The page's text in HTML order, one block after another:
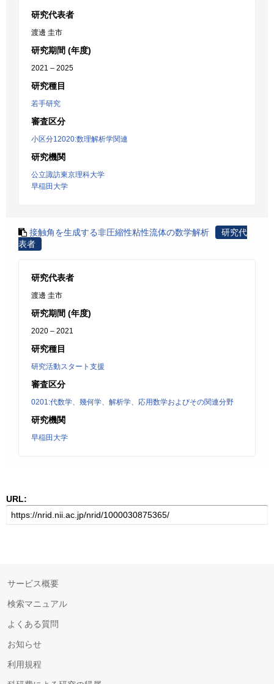
研究代表者
渡邊 圭市
研究期間 (年度)
2021 – 2025
研究種目
若手研究
審査区分
小区分12020:数理解析学関連
研究機関
公立諏訪東京理科大学
早稲田大学
接触角を生成する非圧縮性粘性流体の数学解析
研究代
表者
研究代表者
渡邊 圭市
研究期間 (年度)
2020 – 2021
研究種目
研究活動スタート支援
審査区分
0201:代数学、幾何学、解析学、応用数学およびその関連分野
研究機関
早稲田大学
URL:
サービス概要
検索マニュアル
よくある質問
お知らせ
利用規程